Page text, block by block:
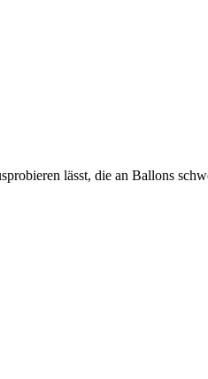
lässt, die an Ballons